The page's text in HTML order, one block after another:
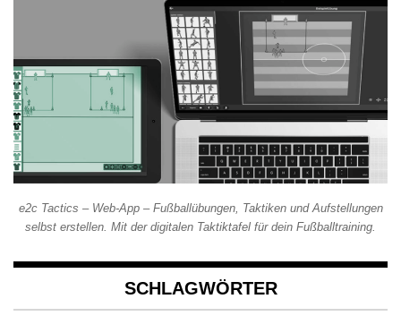
e2c Tactics – Web-App – Fußballübungen, Taktiken und Aufstellungen
selbst erstellen. Mit der digitalen Taktiktafel für dein Fußballtraining.
SCHLAGWÖRTER